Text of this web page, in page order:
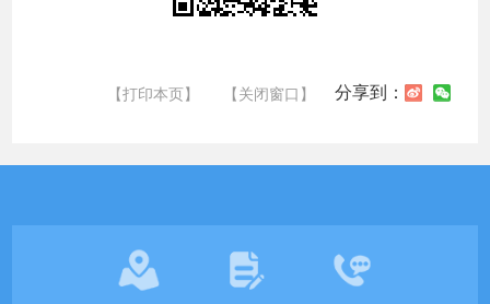
【打印本页】 【关闭窗口】 分享到：